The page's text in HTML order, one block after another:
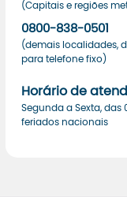
(Capitais e regiões
0800-838-0501
(demais localidades,
para telefone fixo)
Horário de
Segunda a Sexta, das
feriados nacionais